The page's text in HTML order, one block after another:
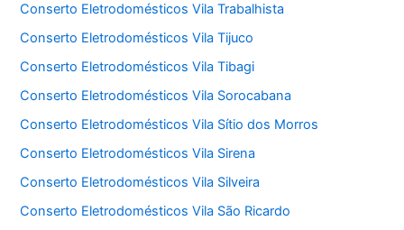
Conserto Eletrodomésticos Vila Trabalhista
Conserto Eletrodomésticos Vila Tijuco
Conserto Eletrodomésticos Vila Tibagi
Conserto Eletrodomésticos Vila Sorocabana
Conserto Eletrodomésticos Vila Sítio dos Morros
Conserto Eletrodomésticos Vila Sirena
Conserto Eletrodomésticos Vila Silveira
Conserto Eletrodomésticos Vila São Ricardo